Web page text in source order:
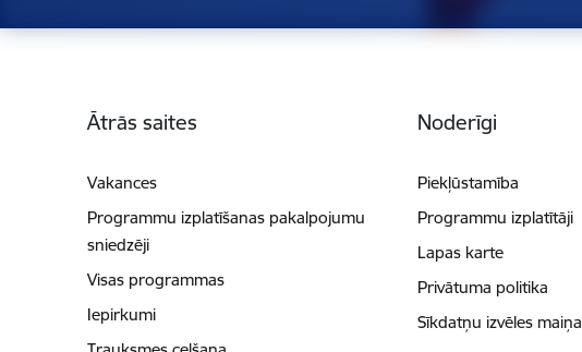
Ātrās saites
Vakances
Programmu izplatīšanas pakalpojumu
sniedzēji
Visas programmas
Iepirkumi
Noderīgi
Piekļūstamība
Programmu izplatītāji
Lapas karte
Privātuma politika
Sīkdatņu izvēles maiņa